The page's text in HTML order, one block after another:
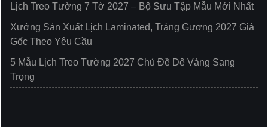
Lịch Treo Tường 7 Tờ 2027 – Bộ Sưu Tập Mẫu Mới Nhất
Xưởng Sản Xuất Lịch Laminated, Tráng Gương 2027 Giá
Gốc Theo Yêu Cầu
5 Mẫu Lịch Treo Tường 2027 Chủ Đề Dê Vàng Sang
Trọng